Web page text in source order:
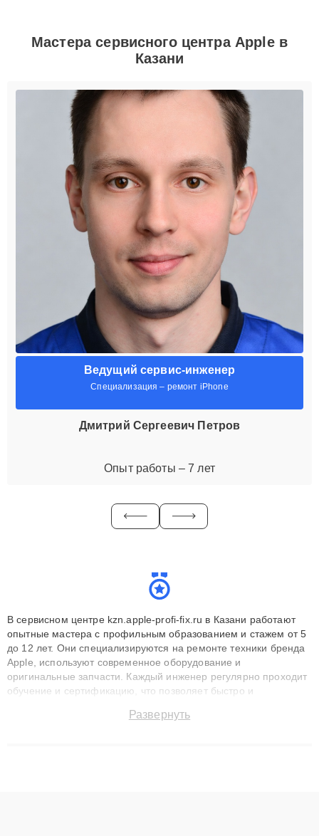
Мастера сервисного центра Apple в
Казани
Ведущий сервис-инженер
Специализация – ремонт iPhone
Дмитрий Сергеевич Петров
Опыт работы – 7 лет
В сервисном центре kzn.apple-profi-fix.ru в Казани работают
опытные мастера с профильным образованием и стажем от 5
до 12 лет. Они специализируются на ремонте техники бренда
Apple, используют современное оборудование и
оригинальные запчасти. Каждый инженер регулярно проходит
обучение и сертификацию, что позволяет быстро и
сохранением гарантии до 3 лет. Наши мастера решают
Развернуть